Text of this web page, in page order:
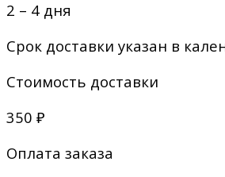
2 – 4 дня
Срок доставки указан в
Стоимость доставки
350 ₽
Оплата заказа